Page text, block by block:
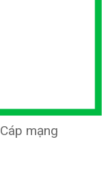
Cáp mạng